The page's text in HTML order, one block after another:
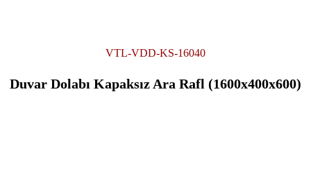
VTL-VDD-KS-16040
Duvar Dolabı Kapaksız Ara Rafl (1600x400x600)